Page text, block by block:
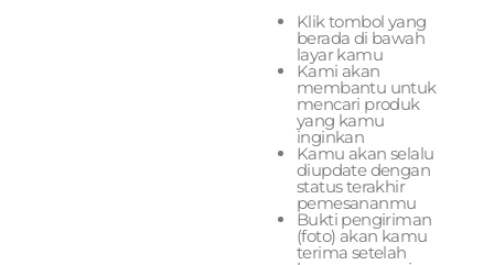
Klik tombol yang
berada di bawah
layar kamu
Kami akan
membantu untuk
mencari produk
yang kamu
inginkan
Kamu akan selalu
diupdate dengan
status terakhir
pemesananmu
Bukti pengiriman
(foto) akan kamu
terima setelah